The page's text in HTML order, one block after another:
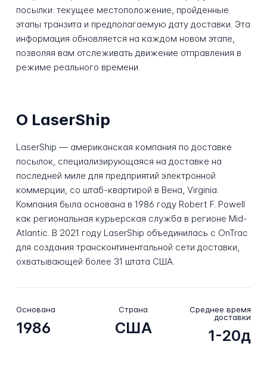
посылки: текущее местоположение, пройденные
этапы транзита и предполагаемую дату доставки. Эта
информация обновляется на каждом новом этапе,
позволяя вам отслеживать движение отправления в
режиме реального времени.
О LaserShip
LaserShip — американская компания по доставке
посылок, специализирующаяся на доставке на
последней миле для предприятий электронной
коммерции, со штаб-квартирой в Вена, Virginia.
Компания была основана в 1986 году Robert F. Powell
как региональная курьерская служба в регионе Mid-
Atlantic. В 2021 году LaserShip объединилась с OnTrac
для создания трансконтинентальной сети доставки,
охватывающей более 31 штата США.
Основана
1986
Страна
США
Среднее время
доставки
1-20д